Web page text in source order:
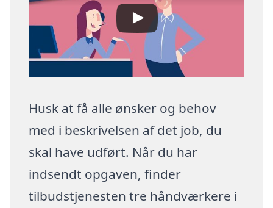
Husk at få alle ønsker og behov
med i beskrivelsen af det job, du
skal have udført. Når du har
indsendt opgaven, finder
tilbudstjenesten tre håndværkere i